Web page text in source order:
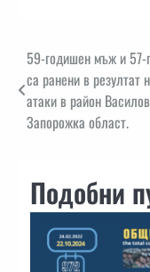
Навигация
59-годишен мъж и
са ранени в резултат
атаки в район
Запорожка област.
Подобни